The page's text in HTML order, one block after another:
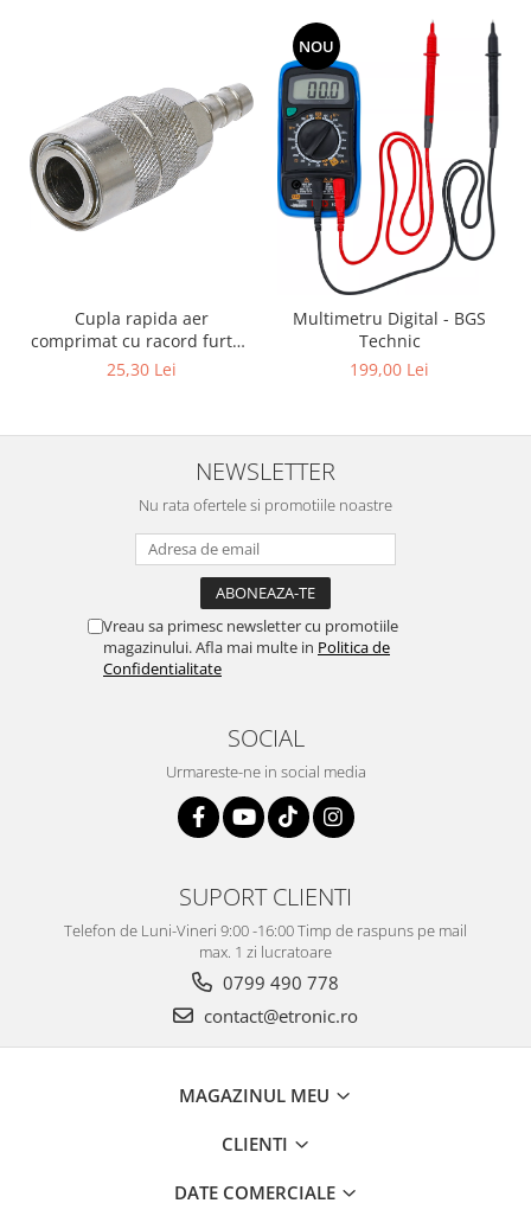
Cupla rapida aer
comprimat cu racord furtun
8 mm (5/16") | SUA / Franta
25,30 Lei
NOU
Multimetru Digital - BGS
Technic
199,00 Lei
NEWSLETTER
Nu rata ofertele si promotiile noastre
Vreau sa primesc newsletter cu promotiile
magazinului. Afla mai multe in Politica de
Confidentialitate
SOCIAL
Urmareste-ne in social media
SUPORT CLIENTI
Telefon de Luni-Vineri 9:00 -16:00 Timp de raspuns pe mail
max. 1 zi lucratoare
0799 490 778
contact@etronic.ro
MAGAZINUL MEU
CLIENTI
DATE COMERCIALE